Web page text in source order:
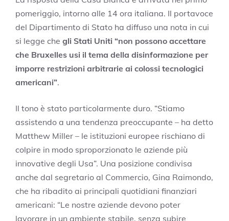
pomeriggio, intorno alle 14 ora italiana. Il portavoce
del Dipartimento di Stato ha diffuso una nota in cui
si legge che gli Stati Uniti “non possono accettare
che Bruxelles usi il tema della disinformazione per
imporre restrizioni arbitrarie ai colossi tecnologici
americani”.
Il tono è stato particolarmente duro. “Stiamo
assistendo a una tendenza preoccupante – ha detto
Matthew Miller – le istituzioni europee rischiano di
colpire in modo sproporzionato le aziende più
innovative degli Usa”. Una posizione condivisa
anche dal segretario al Commercio, Gina Raimondo,
che ha ribadito ai principali quotidiani finanziari
americani: “Le nostre aziende devono poter
lavorare in un ambiente stabile, senza subire